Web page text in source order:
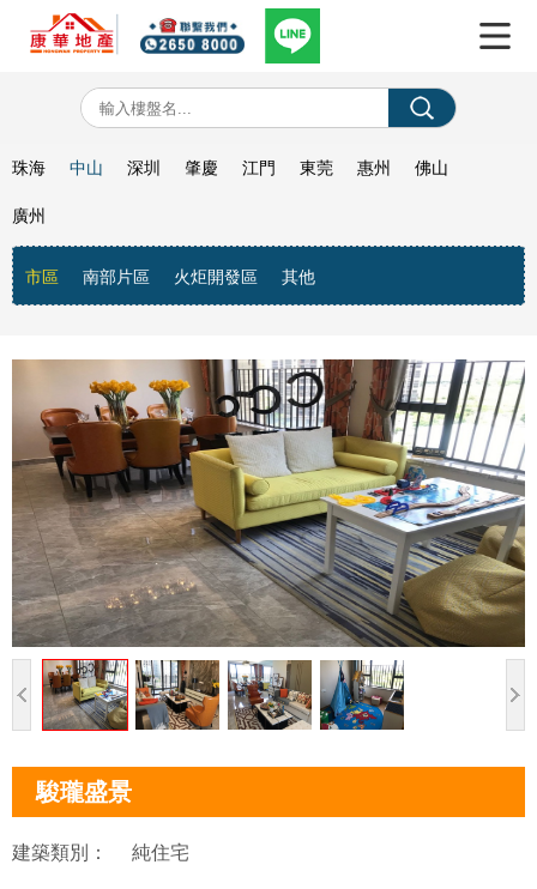
珠海 中山
市區 南部片區 火炬開發區 其他
深圳 肇慶 江門 東莞 惠州 佛山
廣州
駿瓏盛景
建築類別： 純住宅